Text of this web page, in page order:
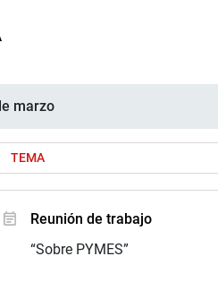
marzo
TEMA
Reunión de trabajo
“Sobre PYMES”